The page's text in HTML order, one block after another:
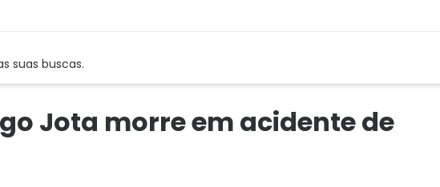
suas buscas.
Jota morre em acidente de